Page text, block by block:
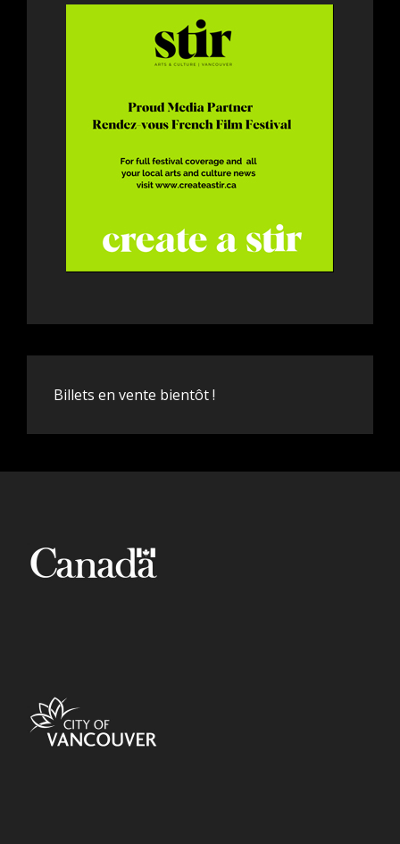
Billets en vente bientôt !